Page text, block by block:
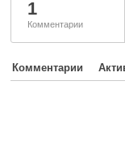
1
Комментарии
Комментарии